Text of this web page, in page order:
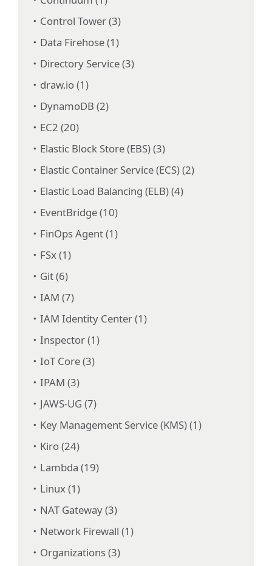
Control Tower (3)
Data Firehose (1)
Directory Service (3)
draw.io (1)
DynamoDB (2)
EC2 (20)
Elastic Block Store (EBS) (3)
Elastic Container Service (ECS) (2)
Elastic Load Balancing (ELB) (4)
EventBridge (10)
FinOps Agent (1)
FSx (1)
Git (6)
IAM (7)
IAM Identity Center (1)
Inspector (1)
IoT Core (3)
IPAM (3)
JAWS-UG (7)
Key Management Service (KMS) (1)
Kiro (24)
Lambda (19)
Linux (1)
NAT Gateway (3)
Network Firewall (1)
Organizations (3)